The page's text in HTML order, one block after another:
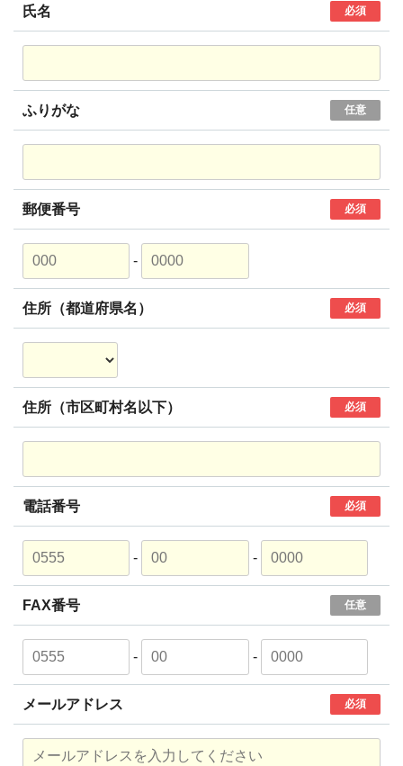
氏名 必須
ふりがな 任意
郵便番号 必須
-
住所（都道府県名） 必須
住所（市区町村名以下） 必須
電話番号 必須
- -
FAX番号 任意
- -
メールアドレス 必須